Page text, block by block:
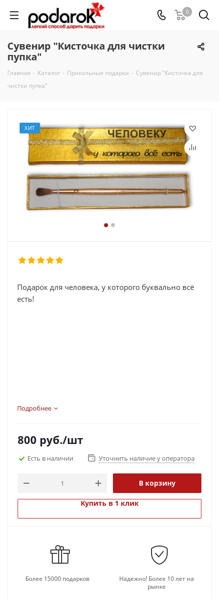
0
Сувенир "Кисточка для чистки
пупка"
Главная - Каталог - Прикольные подарки - Сувенир "Кисточка для
чистки пупка"
ХИТ
Подарок для человека, у которого буквально всё
есть!
Подробнее
800 руб./шт
Есть в наличии Уточнить наличие у оператора
В корзину
Купить в 1 клик
Более 15000 подарков
Надежно! Более 10 лет на
рынке